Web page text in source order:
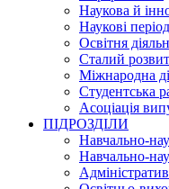
Наукова й
Наукові
Освітня
Сталий
Міжнародна
Студентська
Асоціація
ПІДРОЗДІЛИ
Навчально-
Навчально-